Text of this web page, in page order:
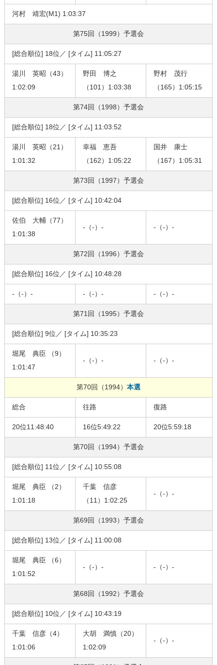
河村 靖宏(M1) 1:03:37
第75回（1999） 予選会
[総合順位] 18位／ [タイム] 11:05:27
湯川 英昭（43）
1:02:09
野田 博之
（101）1:03:38
野村 茂行
（165）1:05:15
第74回（1998） 予選会
[総合順位] 18位／ [タイム] 11:03:52
湯川 英昭（21）
1:01:32
幸福 恵吾
（162）1:05:22
国井 康士
（167）1:05:31
第73回（1997） 予選会
[総合順位] 16位／ [タイム] 10:42:04
佐伯 大輔（77）
1:01:38
-（-）- -（-）-
第72回（1996） 予選会
[総合順位] 16位／ [タイム] 10:48:28
-（-）- -（-）- -（-）-
第71回（1995） 予選会
[総合順位] 9位／ [タイム] 10:35:23
堀尾 典臣 （9）
1:01:47
-（-）- -（-）-
第70回（1994） 本選
総合 往路 復路
20位11:48:40 16位5:49:22 20位5:59:18
第70回（1994） 予選会
[総合順位] 11位／ [タイム] 10:55:08
堀尾 典臣 （2）
1:01:18
千葉 信彦
（11）1:02:25
-（-）-
第69回（1993） 予選会
[総合順位] 13位／ [タイム] 11:00:08
堀尾 典臣 （6）
1:01:52
-（-）- -（-）-
第68回（1992） 予選会
[総合順位] 10位／ [タイム] 10:43:19
千葉 信彦（4）
1:01:06
大胡 満慎（20）
1:02:09
-（-）-